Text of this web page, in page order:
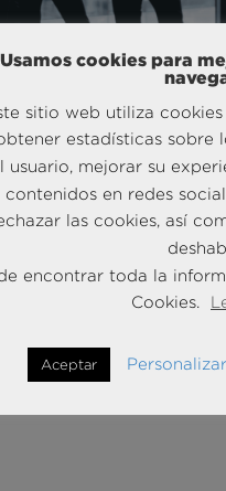
líder
líder nacional Una
en Madrid, inició en 2011
Usamos cookies para
sitio web utiliza
estadísticas sobre
usuario, mejorar su
contenidos en redes
las cookies, así
encontrar toda la
Cookies.
Aceptar